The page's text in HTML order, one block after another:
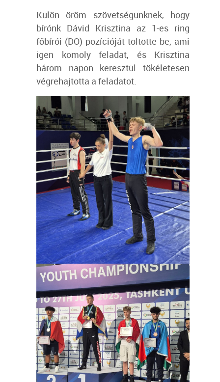
Külön öröm szövetségünknek, hogy
bírónk Dávid Krisztina az 1-es ring
főbírói (DO) pozícióját töltötte be, ami
igen komoly feladat, és Krisztina
három napon keresztül tökéletesen
végrehajtotta a feladatot.